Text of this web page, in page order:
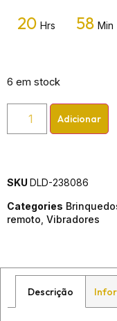
20 Hrs 58 Min
6 em stock
Adicionar
SKU DLD-238086
Categories
remoto Vibradores
Descrição